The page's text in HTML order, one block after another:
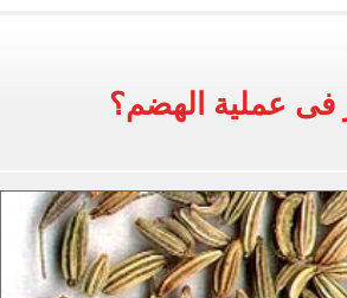
رخصة مشاركة محمد صلاح
على كأس خوان جامبر
فى عملية الهضم؟